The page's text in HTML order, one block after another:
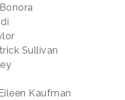
Sullivan
Kaufman